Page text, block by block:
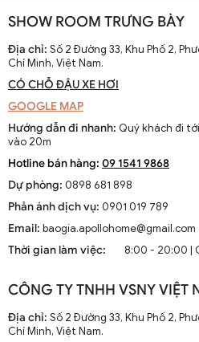
SHOW ROOM TRƯNG BÀY
Địa chỉ: Số 2 Đường 33, Khu Phố 2,
Chí Minh, Việt Nam.
CÓ CHỖ ĐẬU XE HƠI
GOOGLE MAP
Hướng dẫn đi nhanh: Quý khách đi
vào 20m
Hotline bán hàng: 09 1541 9868
Dự phòng: 0898 681 898
Phản ánh dịch vụ: 0901 019 789
Email: baogia.apollohome@gmail.com
Thời gian làm việc:
8:00 - 20:00 |
CÔNG TY TNHH VSNY VIỆT
Địa chỉ: Số 2 Đường 33, Khu Phố 2,
Chí Minh, Việt Nam.